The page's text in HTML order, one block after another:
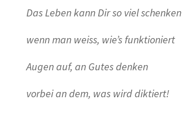
Das Leben kann Dir so viel schenken
wenn man weiss, wie’s funktioniert
Augen auf, an Gutes denken
vorbei an dem, was wird diktiert!